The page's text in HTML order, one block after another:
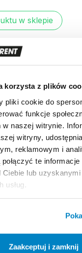
korzysta z plików
pliki cookie do
funkcje
w naszej witrynie.
witryny,
reklamowym i
te
lub
Zaakceptuj i zamknij
w sklepie
za